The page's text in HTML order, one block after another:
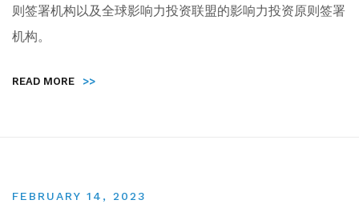
则签署机构以及全球影响力投资联盟的影响力投资原则签署
机构。
READ MORE >>
FEBRUARY 14, 2023